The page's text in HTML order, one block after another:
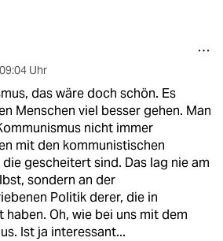
09:04 Uhr
das wäre doch schön. Es
Menschen viel besser gehen. Man
nicht immer
mit den kommunistischen
die gescheitert sind. Das lag nie am
sondern an der
Politik derer, die in
haben. Oh, wie bei uns mit dem
Ist ja interessant...